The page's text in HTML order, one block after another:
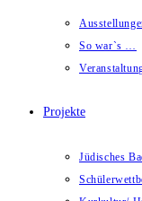
So war`s …
Projekte
Jüdisches